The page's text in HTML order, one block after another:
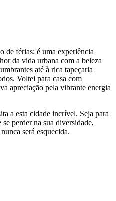
de férias; é uma experiência
da vida urbana com a beleza
até à rica tapeçaria
Voltei para casa com
apreciação pela vibrante energia
a esta cidade incrível. Seja para
perder na sua diversidade,
será esquecida.